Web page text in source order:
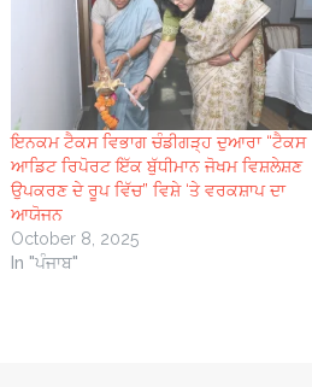
ਇਨਕਮ ਟੈਕਸ ਵਿਭਾਗ ਚੰਡੀਗੜ੍ਹ ਦੁਆਰਾ “ਟੈਕਸ
ਆਡਿਟ ਰਿਪੋਰਟ ਇੱਕ ਬੁੱਧੀਮਾਨ ਜੋਖਮ ਵਿਸ਼ਲੇਸ਼ਣ
ਉਪਕਰਣ ਦੇ ਰੂਪ ਵਿੱਚ” ਵਿਸ਼ੇ ‘ਤੇ ਵਰਕਸ਼ਾਪ ਦਾ
ਆਯੋਜਨ
October 8, 2025
In "ਪੰਜਾਬ"